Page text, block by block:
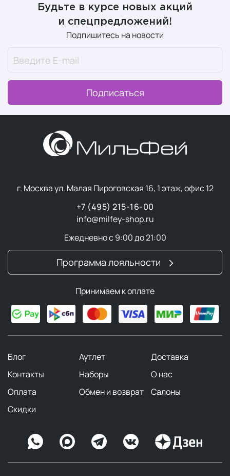
Будьте в курсе новых акций
и спецпредложений!
Подпишитесь на новости
Подписаться
г. Москва ул. Малая Пироговская 16, 1 этаж, офис 12
+7 (495) 215-16-00
info@milfey-shop.ru
Ежедневно с 9:00 до 21:00
Программа лояльности
Принимаем к оплате
Блог Аутлет
Доставка
Контакты
Наборы
О нас
Оплата
Обмен и возврат
Салоны
Скидки